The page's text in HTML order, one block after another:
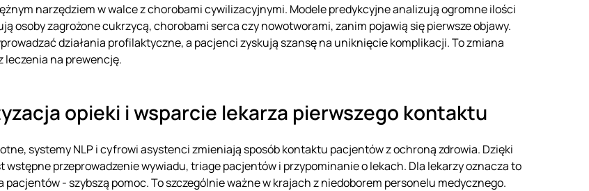
narzędziem w walce z chorobami cywilizacyjnymi. Modele predykcyjne analizują ogromne ilości
osoby zagrożone cukrzycą, chorobami serca czy nowotworami, zanim pojawią się pierwsze objawy.
działania profilaktyczne, a pacjenci zyskują szansę na uniknięcie komplikacji. To zmiana
leczenia na prewencję.
opieki i wsparcie lekarza pierwszego kontaktu
systemy NLP i cyfrowi asystenci zmieniają sposób kontaktu pacjentów z ochroną zdrowia. Dzięki
wstępne przeprowadzenie wywiadu, triage pacjentów i przypominanie o lekach. Dla lekarzy oznacza to
pacjentów - szybszą pomoc. To szczególnie ważne w krajach z niedoborem personelu medycznego.